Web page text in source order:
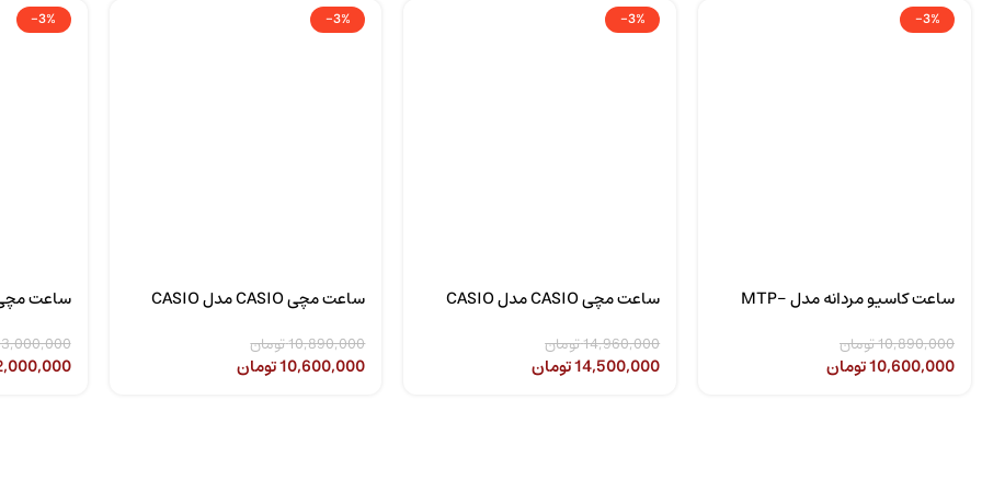
-3%
ساعت کاسیو مردانه مدل MTP-
10,890,000تومان
10,600,000تومان
-3%
ساعت مچی CASIO مدل CASIO
14,960,000تومان
14,500,000تومان
-3%
ساعت مچی CASIO مدل CASIO
10,890,000تومان
10,600,000تومان
-3%